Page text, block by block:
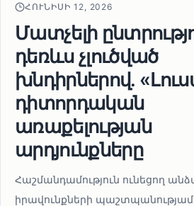
ՀՈՒՆԻՍԻ 12, 2026
Մատչելի
դեռևս չլուծված
խնդիրներով.
դիտորդական
առաքելության
արդյունքները
Հաշմանդամություն ունեցող
իրավունքների